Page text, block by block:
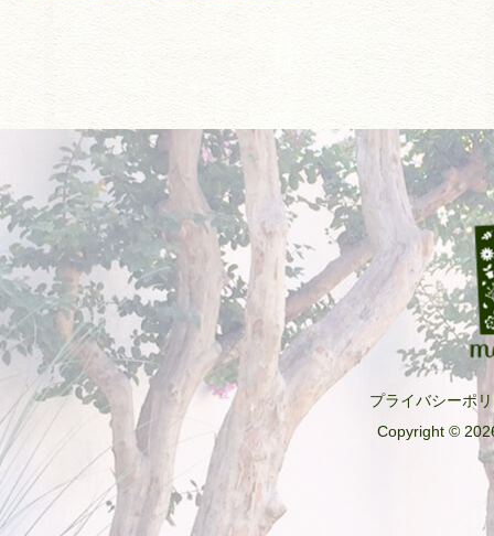
プライバシーポ
Copyright ©